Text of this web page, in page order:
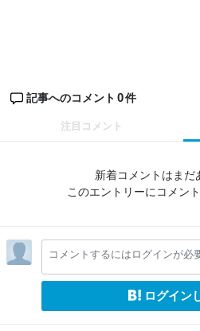
記事へのコメント 0件
注目コメント
新着コメントはまだ
このエントリーにコメン
コメントするにはログインが必
ログイン